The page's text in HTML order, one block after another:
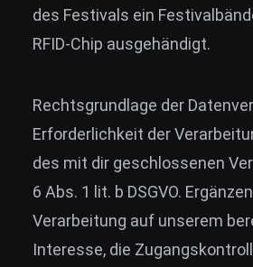
des Festivals ein
RFID-Chip ausgehändigt.
Rechtsgrundlage der
Erforderlichkeit der
des mit dir geschlossenen
6 Abs. 1 lit. b DSGVO.
Verarbeitung auf unserem
Interesse, die